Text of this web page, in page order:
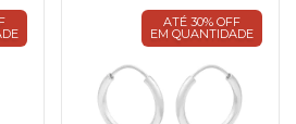
ATÉ 30% OFF
EM QUANTIDADE